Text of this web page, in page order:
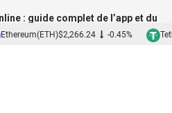
: guide complet de l’app et du
$2,266.24 -0.45%